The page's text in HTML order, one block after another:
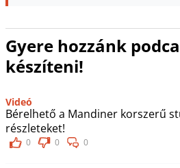
Gyere hozzánk
készíteni!
Videó
Bérelhető a Mandiner korszerű
részleteket!
0 0 0